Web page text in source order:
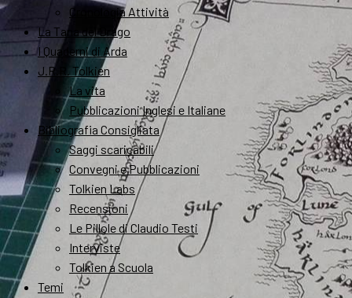
Cronologia Attività
La Tana del Drago
I Quaderni di Arda
J.R.R. Tolkien
La vita
Pubblicazioni Inglesi e Italiane
Bibliografia Consigliata
Saggi scaricabili
Convegni e Pubblicazioni
Tolkien Labs
Recensioni
Le Pillole di Claudio Testi
Interviste
Tolkien a Scuola
Temi